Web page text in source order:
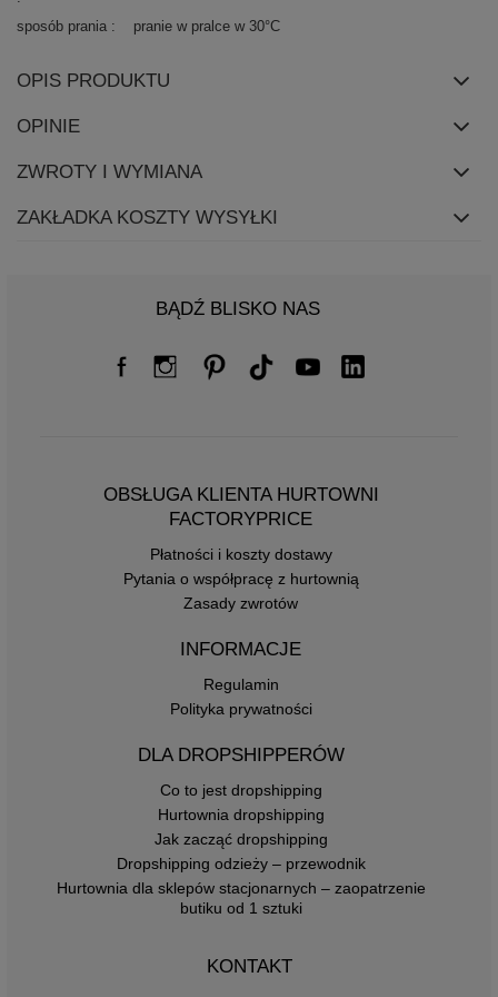
sposób prania pranie w pralce w 30°C
OPIS PRODUKTU
OPINIE
ZWROTY I WYMIANA
ZAKŁADKA KOSZTY WYSYŁKI
BĄDŹ BLISKO NAS
OBSŁUGA KLIENTA HURTOWNI
FACTORYPRICE
Płatności i koszty dostawy
Pytania o współpracę z hurtownią
Zasady zwrotów
INFORMACJE
Regulamin
Polityka prywatności
DLA DROPSHIPPERÓW
Co to jest dropshipping
Hurtownia dropshipping
Jak zacząć dropshipping
Dropshipping odzieży – przewodnik
Hurtownia dla sklepów stacjonarnych – zaopatrzenie
butiku od 1 sztuki
KONTAKT